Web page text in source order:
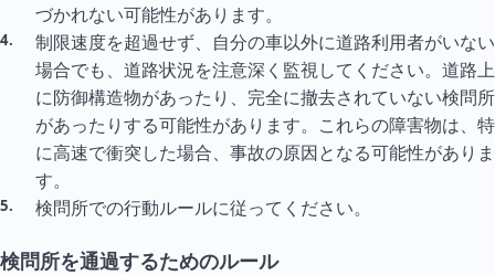
づかれない可能性があります。
制限速度を超過せず、自分の車以外に道路利用者がいない
場合でも、道路状況を注意深く監視してください。道路上
に防御構造物があったり、完全に撤去されていない検問所
があったりする可能性があります。これらの障害物は、特
に高速で衝突した場合、事故の原因となる可能性がありま
す。
検問所での行動ルールに従ってください。
検問所を通過するためのルール